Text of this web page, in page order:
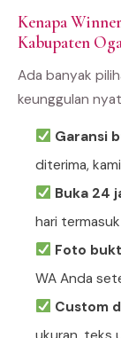
Kenapa
Kabupaten
Ada banyak
keunggulan
Garansi
diterima,
Buka 24
hari
Foto
WA Anda
Custom